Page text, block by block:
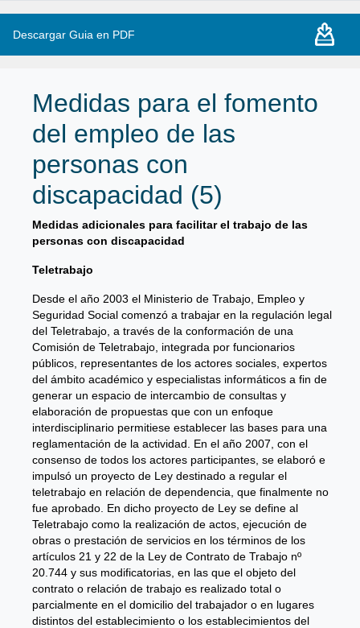
Descargar Guia en PDF
Medidas para el fomento
del empleo de las
personas con
discapacidad (5)
Medidas adicionales para facilitar el trabajo de las
personas con discapacidad
Teletrabajo
Desde el año 2003 el Ministerio de Trabajo, Empleo y
Seguridad Social comenzó a trabajar en la regulación legal
del Teletrabajo, a través de la conformación de una
Comisión de Teletrabajo, integrada por funcionarios
públicos, representantes de los actores sociales, expertos
del ámbito académico y especialistas informáticos a fin de
generar un espacio de intercambio de consultas y
elaboración de propuestas que con un enfoque
interdisciplinario permitiese establecer las bases para una
reglamentación de la actividad. En el año 2007, con el
consenso de todos los actores participantes, se elaboró e
impulsó un proyecto de Ley destinado a regular el
teletrabajo en relación de dependencia, que finalmente no
fue aprobado. En dicho proyecto de Ley se define al
Teletrabajo como la realización de actos, ejecución de
obras o prestación de servicios en los términos de los
artículos 21 y 22 de la Ley de Contrato de Trabajo nº
20.744 y sus modificatorias, en las que el objeto del
contrato o relación de trabajo es realizado total o
parcialmente en el domicilio del trabajador o en lugares
distintos del establecimiento o los establecimientos del